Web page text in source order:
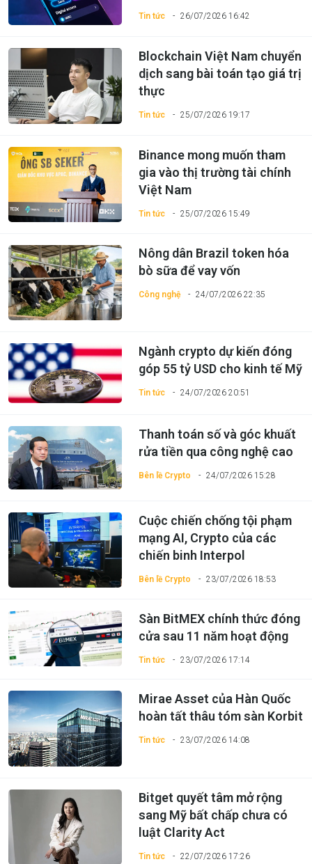
Tin tức 26/07/2026 16:42
Tin tức 25/07/2026 19:17
Blockchain Việt Nam chuyển
dịch sang bài toán tạo giá trị
thực
Tin tức 25/07/2026 15:49
Binance mong muốn tham
gia vào thị trường tài chính
Việt Nam
Công nghệ 24/07/2026 22:35
Nông dân Brazil token hóa
bò sữa để vay vốn
Tin tức 24/07/2026 20:51
Ngành crypto dự kiến đóng
góp 55 tỷ USD cho kinh tế Mỹ
Bên lề Crypto 24/07/2026 15:28
Thanh toán số và góc khuất
rửa tiền qua công nghệ cao
Bên lề Crypto 23/07/2026 18:53
Cuộc chiến chống tội phạm
mạng AI, Crypto của các
chiến binh Interpol
Tin tức 23/07/2026 17:14
Sàn BitMEX chính thức đóng
cửa sau 11 năm hoạt động
Tin tức 23/07/2026 14:08
Mirae Asset của Hàn Quốc
hoàn tất thâu tóm sàn Korbit
Tin tức 22/07/2026 17:26
Bitget quyết tâm mở rộng
sang Mỹ bất chấp chưa có
luật Clarity Act